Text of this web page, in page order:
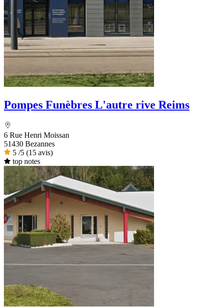
Pompes Funèbres L'autre rive Reims
6 Rue Henri Moissan
51430 Bezannes
5 /5 (15 avis)
top notes